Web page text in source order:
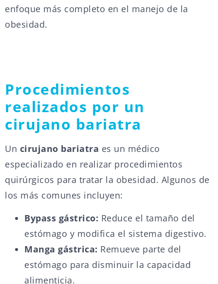
enfoque más completo en el manejo de la
obesidad.
Procedimientos
realizados por un
cirujano bariatra
Un cirujano bariatra es un médico
especializado en realizar procedimientos
quirúrgicos para tratar la obesidad. Algunos de
los más comunes incluyen:
Bypass gástrico: Reduce el tamaño del
estómago y modifica el sistema digestivo.
Manga gástrica: Remueve parte del
estómago para disminuir la capacidad
alimenticia.